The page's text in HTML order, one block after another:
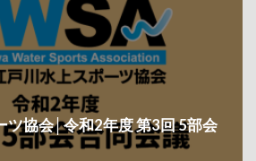
ツ協会│令和2年度 第3回 5部会